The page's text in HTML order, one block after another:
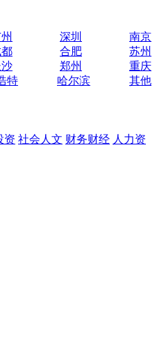
深圳
南京
合肥
苏州
郑州
重庆
特 哈尔滨
其他
资 社会人文 财务财经 人力资